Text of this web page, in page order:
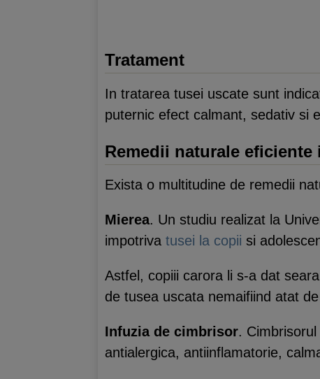
Tratament
In tratarea tusei uscate sunt
puternic efect calmant, sedativ si
Remedii naturale eficiente
Exista o multitudine de remedii
Mierea. Un studiu realizat la
impotriva tusei la copii si
Astfel, copiii carora li s-a dat
de tusea uscata nemaifiind atat
Infuzia de cimbrisor.
antialergica, antiinflamatorie,